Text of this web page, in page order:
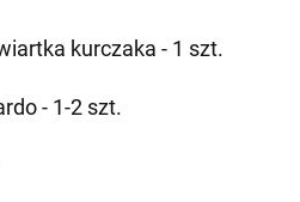
kurczaka - 1 szt.
- 1-2 szt.